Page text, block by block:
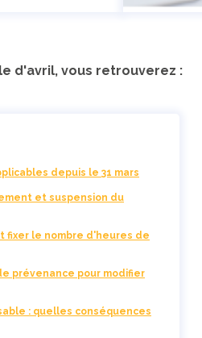
d'avril, vous retrouverez :
depuis le 31 mars
et suspension du
fixer le nombre d'heures de
prévenance pour modifier
: quelles conséquences